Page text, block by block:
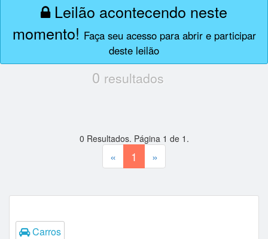
Leilão acontecendo neste
momento! Faça seu acesso para abrir e participar
deste leilão
0 resultados
0 Resultados. Página 1 de 1 .
« 1 »
Carros